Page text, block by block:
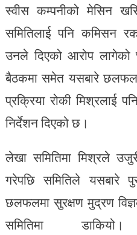
स्वीस कम्पनीको मेसिन
समितिलाई पनि कमिसन
उनले दिएको आरोप लागेको
बैठकमा समेत यसबारे
प्रक्रिया रोकी मिश्रलाई
निर्देशन दिएको छ।
लेखा समितिमा मिश्रले
गरेपछि समितिले
छलफलमा सुरक्षण मुद्रण
समितिमा